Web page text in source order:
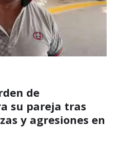
de
su pareja tras
y agresiones en